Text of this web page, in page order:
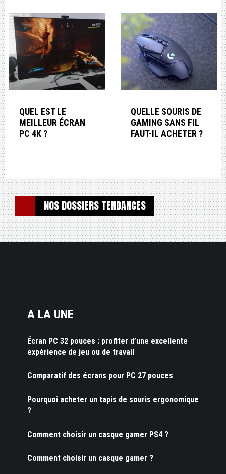
QUEL EST LE
MEILLEUR ÉCRAN
PC 4K ?
QUELLE SOURIS DE
GAMING SANS FIL
FAUT-IL ACHETER ?
NOS DOSSIERS TENDANCES
A LA UNE
Écran PC 32 pouces : profiter d’une excellente
expérience de jeu ou de travail
Comparatif des écrans pour PC 27 pouces
Pourquoi acheter un tapis de souris ergonomique
?
Comment choisir un casque gamer PS4 ?
Comment choisir un casque gamer ?